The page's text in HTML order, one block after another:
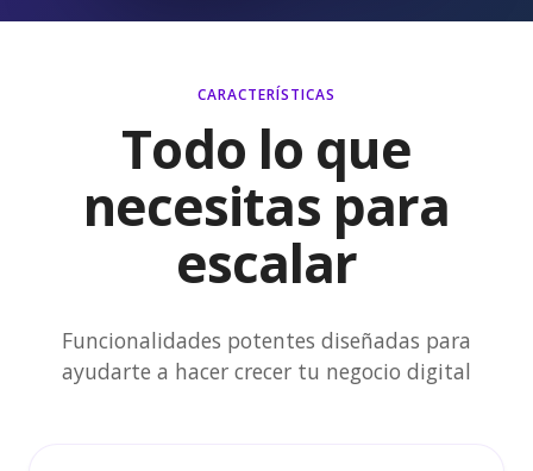
CARACTERÍSTICAS
Todo lo que
necesitas para
escalar
Funcionalidades potentes diseñadas para
ayudarte a hacer crecer tu negocio digital